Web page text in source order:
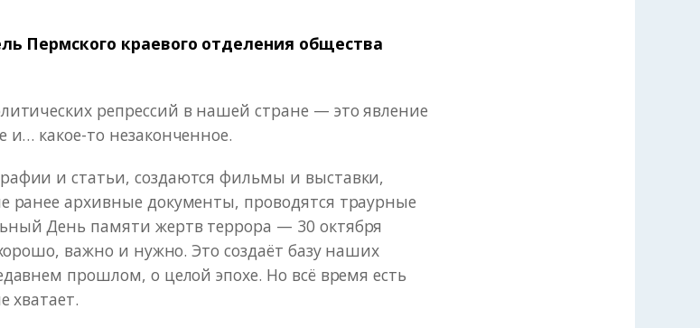
Пермского краевого отделения общества
репрессий в нашей стране — это явление
и… какое-то незаконченное.
и статьи, создаются фильмы и выставки,
ранее архивные документы, проводятся траурные
День памяти жертв террора — 30 октября
важно и нужно. Это создаёт базу наших
прошлом, о целой эпохе. Но всё время есть
хватает.